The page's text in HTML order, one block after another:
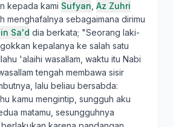
kepada kami Sufyan Az Zuhri
menghafalnya sebagaimana dirimu
Sa'd dia berkata; "Seorang laki-
kepalanya ke salah satu
'alaihi wasallam, waktu itu Nabi
tengah membawa sisir
lalu beliau bersabda:
kamu mengintip, sungguh aku
matamu, sesungguhnya